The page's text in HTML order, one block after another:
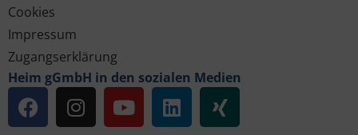
Cookies
Impressum
Zugangserklärung
Heim gGmbH in den sozialen Medien